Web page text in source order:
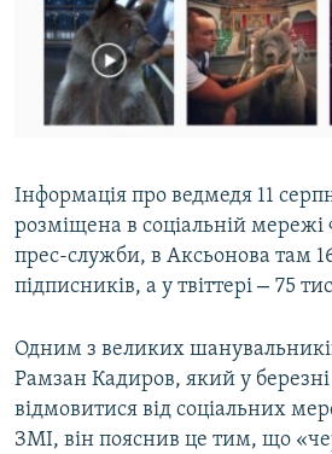
Інформація про ведмедя 11
розміщена в соціальній
прес-служби, в Аксьонова там
підписників, а у твіттері – 75
Одним з великих
Рамзан Кадиров, який у
відмовитися від соціальних
ЗМІ, він пояснив це тим, що